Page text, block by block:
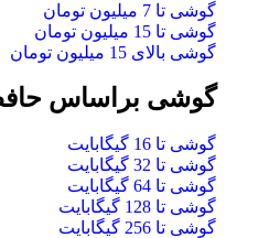
گوشی تا 7 میلیون تومان
گوشی تا 15 میلیون تومان
گوشی بالای 15 میلیون تومان
گوشی براساس
گوشی تا 16 گیگابایت
گوشی تا 32 گیگابایت
گوشی تا 64 گیگابایت
گوشی تا 128 گیگابایت
گوشی تا 256 گیگابایت